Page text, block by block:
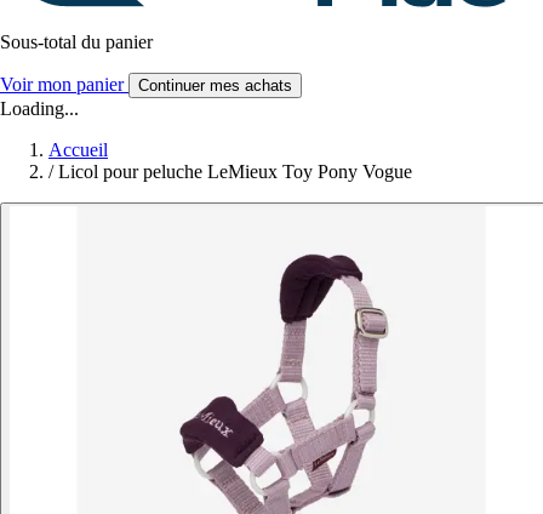
Sous-total du panier
Voir mon panier Continuer mes achats
Loading...
Accueil
/ Licol pour peluche LeMieux Toy Pony Vogue